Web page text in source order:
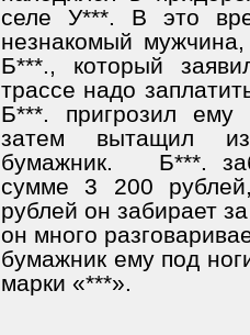
селе У***. В это
незнакомый
Б***., который
трассе надо
Б***. пригрозил ему
затем вытащил
бумажник.
Б***.
сумме 3 200
рублей он забирает
он много
бумажник ему под
марки «***».